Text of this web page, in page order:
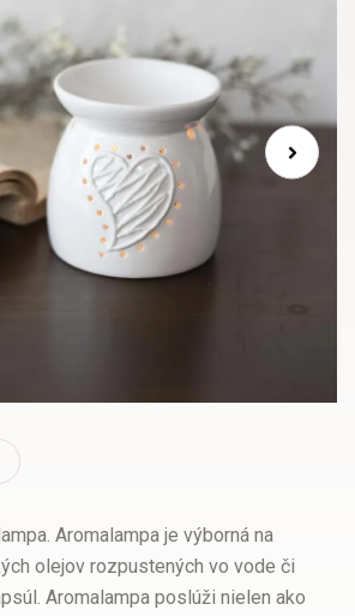
Aromalampa je výborná na
olejov rozpustených vo vode či
Aromalampa poslúži nielen ako